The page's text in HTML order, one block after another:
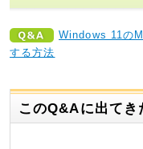
Windows 11の
する方法
このQ&Aに出てき